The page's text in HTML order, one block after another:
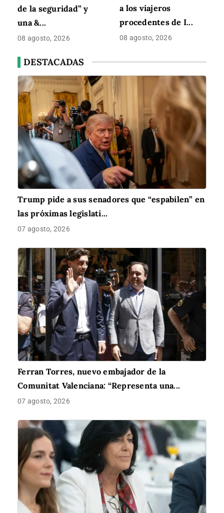
de la seguridad” y
una &...
08 agosto, 2026
a los viajeros
procedentes de I...
08 agosto, 2026
DESTACADAS
Trump pide a sus senadores que “espabilen” en
las próximas legislati...
07 agosto, 2026
Ferran Torres, nuevo embajador de la
Comunitat Valenciana: “Representa una...
07 agosto, 2026